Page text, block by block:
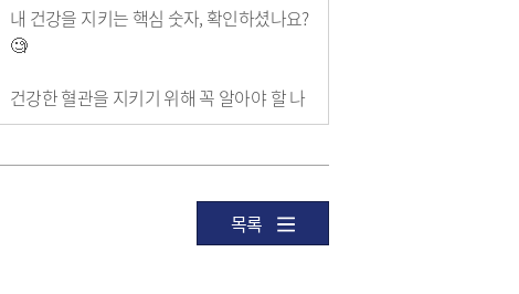
내 건강을 지키는 핵심 숫자, 확인하셨나요?
🧐
건강한 혈관을 지키기 위해 꼭 알아야 할 나
의 혈관 숫자 **'120(혈압)'**과 '100(혈당)'!
구리시 보건소에서는 축제장, 구리역, 농수
목록